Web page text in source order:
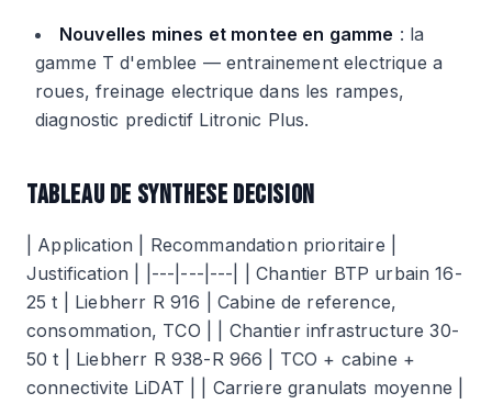
Nouvelles mines et montee en gamme : la
gamme T d'emblee — entrainement electrique a
roues, freinage electrique dans les rampes,
diagnostic predictif Litronic Plus.
TABLEAU DE SYNTHESE DECISION
| Application | Recommandation prioritaire |
Justification | |---|---|---| | Chantier BTP urbain 16-
25 t | Liebherr R 916 | Cabine de reference,
consommation, TCO | | Chantier infrastructure 30-
50 t | Liebherr R 938-R 966 | TCO + cabine +
connectivite LiDAT | | Carriere granulats moyenne |